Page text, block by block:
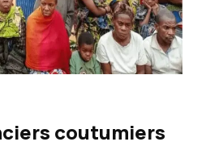
coutumiers